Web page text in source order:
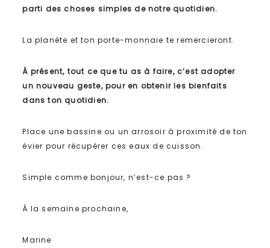
parti des choses simples de notre quotidien.
La planète et ton porte-monnaie te remercieront.
À présent, tout ce que tu as à faire, c’est adopter
un nouveau geste, pour en obtenir les bienfaits
dans ton quotidien.
Place une bassine ou un arrosoir à proximité de ton
évier pour récupérer ces eaux de cuisson.
Simple comme bonjour, n’est-ce pas ?
À la semaine prochaine,
Marine